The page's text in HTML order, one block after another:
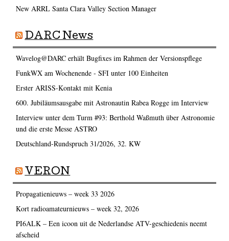
New ARRL Santa Clara Valley Section Manager
DARC News
Wavelog@DARC erhält Bugfixes im Rahmen der Versionspflege
FunkWX am Wochenende - SFI unter 100 Einheiten
Erster ARISS-Kontakt mit Kenia
600. Jubiläumsausgabe mit Astronautin Rabea Rogge im Interview
Interview unter dem Turm #93: Berthold Waßmuth über Astronomie
und die erste Messe ASTRO
Deutschland-Rundspruch 31/2026, 32. KW
VERON
Propagatienieuws – week 33 2026
Kort radioamateurnieuws – week 32, 2026
PI6ALK – Een icoon uit de Nederlandse ATV-geschiedenis neemt
afscheid